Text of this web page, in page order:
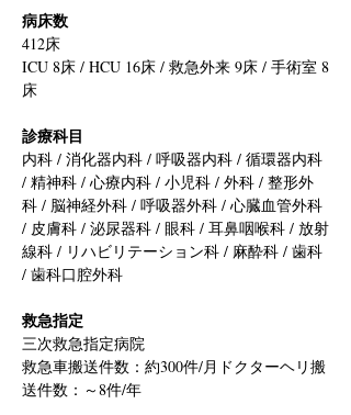
病床数
412床
ICU 8床 / HCU 16床 / 救急外来 9床 / 手術室 8
床
診療科目
内科 / 消化器内科 / 呼吸器内科 / 循環器内科
/ 精神科 / 心療内科 / 小児科 / 外科 / 整形外
科 / 脳神経外科 / 呼吸器外科 / 心臓血管外科
/ 皮膚科 / 泌尿器科 / 眼科 / 耳鼻咽喉科 / 放射
線科 / リハビリテーション科 / 麻酔科 / 歯科
/ 歯科口腔外科
救急指定
三次救急指定病院
救急車搬送件数：約300件/月ドクターヘリ搬
送件数：～8件/年